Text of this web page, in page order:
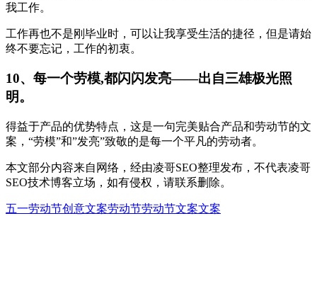
我工作。
工作再也不是刚毕业时，可以让我享受生活的捷径，但是请始
终不要忘记，工作的初衷。
10、每一个劳模,都闪闪发亮——出自三雄极光照
明。
得益于产品的优势特点，这是一句完美贴合产品和劳动节的文
案，“劳模”和”发亮”致敬的是每一个平凡的劳动者。
本文部分内容来自网络，经由凌哥SEO整理发布，不代表凌哥
SEO技术博客立场，如有侵权，请联系删除。
五一劳动节创意文案劳动节劳动节文案文案